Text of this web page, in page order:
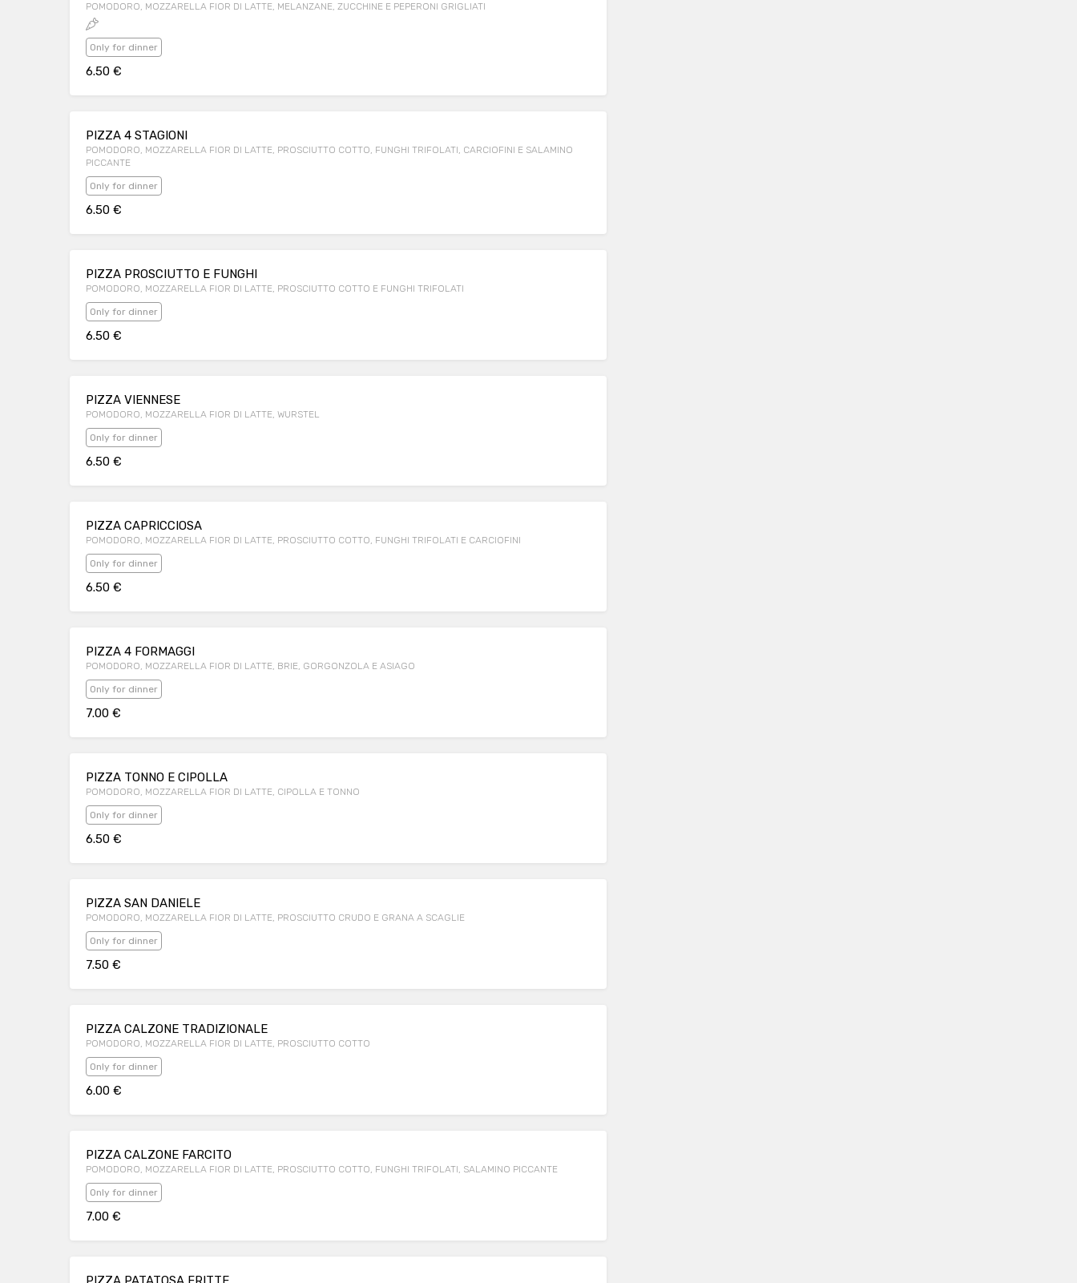
POMODORO, MOZZARELLA FIOR DI LATTE, MELANZANE, ZUCCHINE E PEPERONI GRIGLIATI
Only for dinner
6.50 €
PIZZA 4 STAGIONI
POMODORO, MOZZARELLA FIOR DI LATTE, PROSCIUTTO COTTO, FUNGHI TRIFOLATI, CARCIOFINI E SALAMINO
PICCANTE
Only for dinner
6.50 €
PIZZA PROSCIUTTO E FUNGHI
POMODORO, MOZZARELLA FIOR DI LATTE, PROSCIUTTO COTTO E FUNGHI TRIFOLATI
Only for dinner
6.50 €
PIZZA VIENNESE
POMODORO, MOZZARELLA FIOR DI LATTE, WURSTEL
Only for dinner
6.50 €
PIZZA CAPRICCIOSA
POMODORO, MOZZARELLA FIOR DI LATTE, PROSCIUTTO COTTO, FUNGHI TRIFOLATI E CARCIOFINI
Only for dinner
6.50 €
PIZZA 4 FORMAGGI
POMODORO, MOZZARELLA FIOR DI LATTE, BRIE, GORGONZOLA E ASIAGO
Only for dinner
7.00 €
PIZZA TONNO E CIPOLLA
POMODORO, MOZZARELLA FIOR DI LATTE, CIPOLLA E TONNO
Only for dinner
6.50 €
PIZZA SAN DANIELE
POMODORO, MOZZARELLA FIOR DI LATTE, PROSCIUTTO CRUDO E GRANA A SCAGLIE
Only for dinner
7.50 €
PIZZA CALZONE TRADIZIONALE
POMODORO, MOZZARELLA FIOR DI LATTE, PROSCIUTTO COTTO
Only for dinner
6.00 €
PIZZA CALZONE FARCITO
POMODORO, MOZZARELLA FIOR DI LATTE, PROSCIUTTO COTTO, FUNGHI TRIFOLATI, SALAMINO PICCANTE
Only for dinner
7.00 €